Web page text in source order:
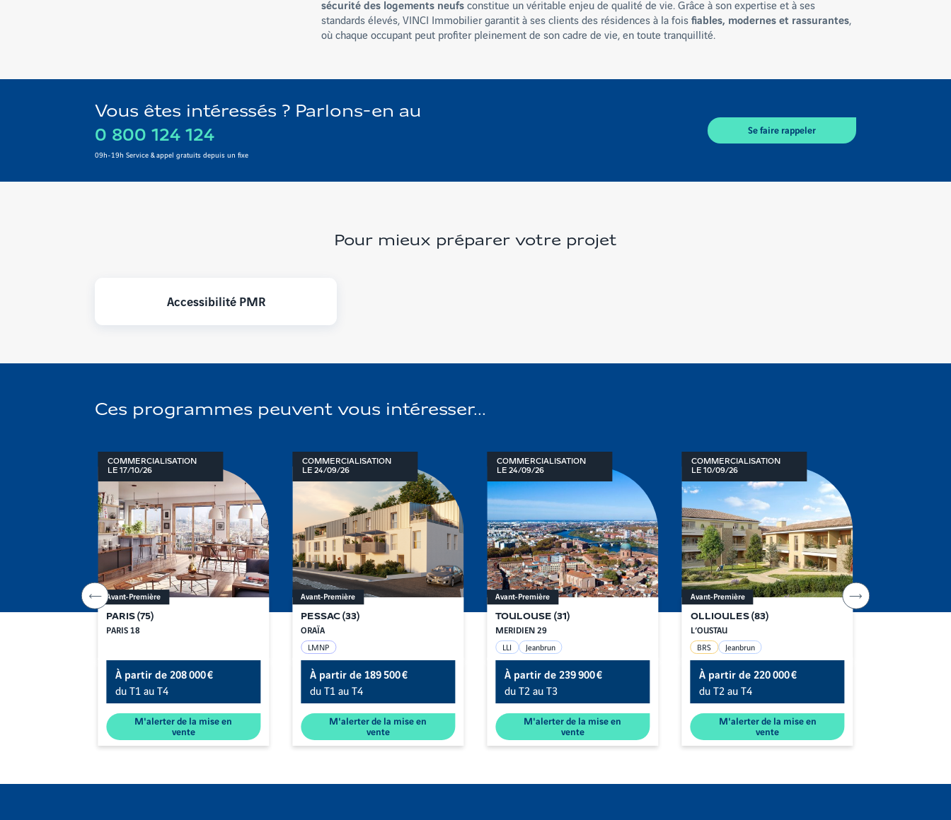
sécurité des logements neufsconstitue un véritable enjeu de qualité de vie. Grâce à son expertise et à ses
standards élevés, VINCI Immobilier garantit à ses clients des résidences à la foisfiables, modernes et rassurantes,
où chaque occupant peut profiter pleinement de son cadre de vie, en toute tranquillité.
Vous êtes intéressés ? Parlons-en au
0 800 124 124
09h-19h Service & appel gratuits depuis un fixe
Se faire rappeler
Pour mieux préparer votre projet
Accessibilité PMR
Ces programmes peuvent vous intéresser...
à
l'item
Aller
à
COMMERCIALISATION
LE 17/10/26
PARIS (75)
PARIS 18
Avant-Première
À partir de208 000 €
du T1 au T4
M'alerter de la mise en
vente
COMMERCIALISATION
LE 24/09/26
PESSAC (33)
ORAÏA
Avant-Première
LMNP
À partir de189 500 €
du T1 au T4
M'alerter de la mise en
vente
COMMERCIALISATION
LE 24/09/26
TOULOUSE (31 )
MERIDIEN 29
Avant-Première
LLI Jeanbrun
À partir de239 900 €
du T2 au T3
M'alerter de la mise en
vente
COMMERCIALISATION
LE 10/09/26
OLLIOULES(83)
L’OUSTAU
Avant-Première
BRS Jeanbrun
À partir de220 000 €
du T2 au T4
M'alerter de la mise en
vente